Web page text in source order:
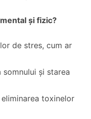
și fizic?
de stres, cum ar
și starea
toxinelor